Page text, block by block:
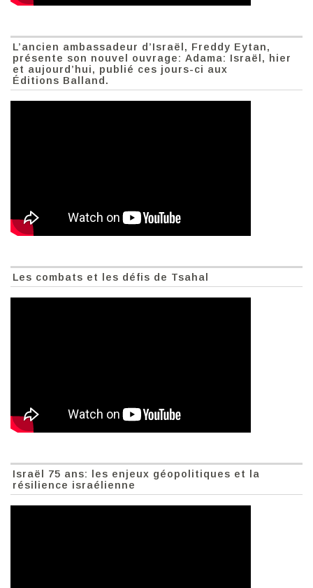
L’ancien ambassadeur d’Israël, Freddy Eytan,
présente son nouvel ouvrage: Adama: Israël, hier
et aujourd’hui, publié ces jours-ci aux
Éditions Balland.
Les combats et les défis de Tsahal
Israël 75 ans: les enjeux géopolitiques et la
résilience israélienne